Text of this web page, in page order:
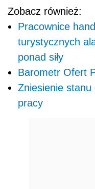
Zobacz również:
Pracownice
turystycznych
ponad siły
Barometr Ofert
Zniesienie
pracy